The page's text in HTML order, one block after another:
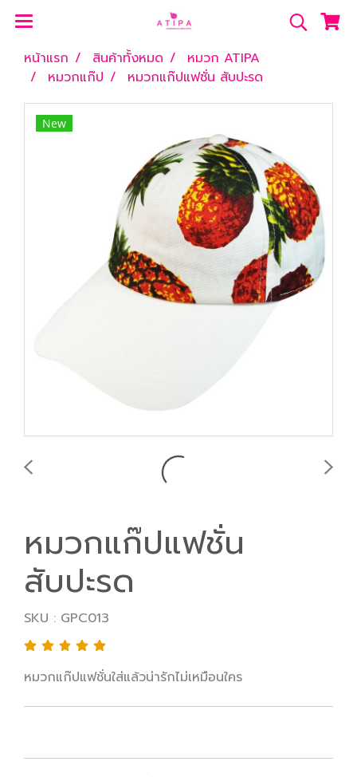
หน้าแรก สินค้าทั้งหมด
หมวก ATIPA
หมวกแก๊ป
หมวกแก๊ปแฟชั่น สับปะรด
New
หมวกแก๊ปแฟชั่น
สับปะรด
SKU : GPC013
หมวกแก๊ปแฟชั่นใส่แล้วน่ารักไม่เหมือนใคร